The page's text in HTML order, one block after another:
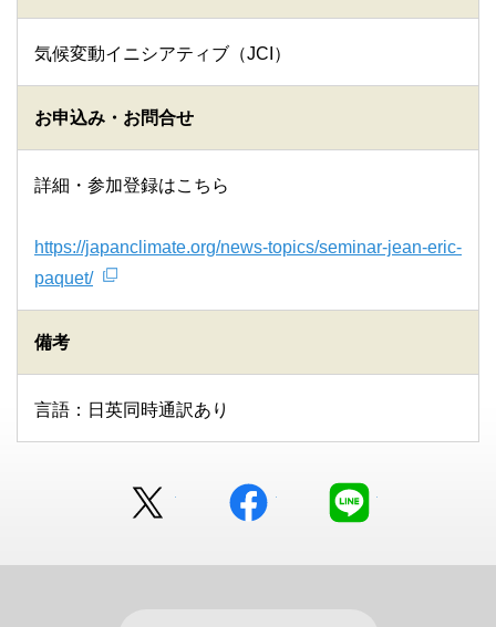
気候変動イニシアティブ（JCI）
お申込み・お問合せ
詳細・参加登録はこちら
https://japanclimate.org/news-topics/seminar-jean-eric-
paquet/
備考
言語：日英同時通訳あり
facebook